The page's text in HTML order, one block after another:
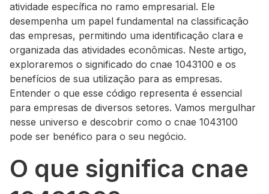
atividade específica no ramo empresarial. Ele
desempenha um papel fundamental na classificação
das empresas, permitindo uma identificação clara e
organizada das atividades econômicas. Neste artigo,
exploraremos o significado do cnae 1043100 e os
benefícios de sua utilização para as empresas.
Entender o que esse código representa é essencial
para empresas de diversos setores. Vamos mergulhar
nesse universo e descobrir como o cnae 1043100
pode ser benéfico para o seu negócio.
O que significa cnae